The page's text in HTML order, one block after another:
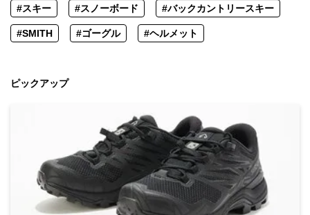
#スキー #スノーボード #バックカントリースキー
#SMITH #ゴーグル #ヘルメット
ピックアップ